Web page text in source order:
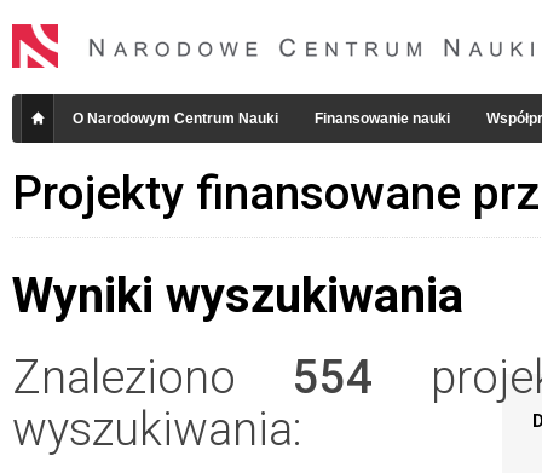
O Narodowym Centrum Nauki Finansowanie nauki
Projekty finansowane
Wyniki wyszukiwania
Znaleziono 554
wyszukiwania: